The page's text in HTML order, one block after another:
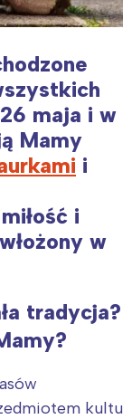
maja i w
Mamy
i
i
w
tradycja?
kultu